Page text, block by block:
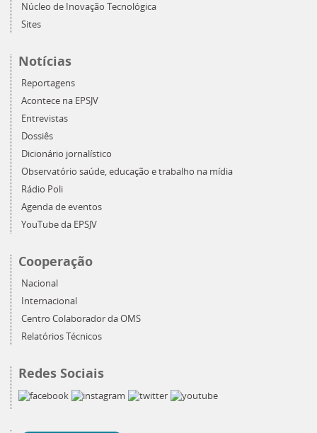
Núcleo de Inovação Tecnológica
Sites
Notícias
Reportagens
Acontece na EPSJV
Entrevistas
Dossiês
Dicionário jornalístico
Observatório saúde, educação e trabalho na mídia
Rádio Poli
Agenda de eventos
YouTube da EPSJV
Cooperação
Nacional
Internacional
Centro Colaborador da OMS
Relatórios Técnicos
Redes Sociais